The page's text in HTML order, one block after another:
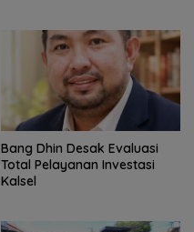
‎Bang Dhin Desak Evaluasi
Total Pelayanan Investasi
Kalsel